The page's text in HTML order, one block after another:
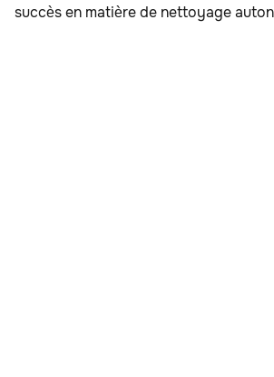
succès en matière de nettoyage